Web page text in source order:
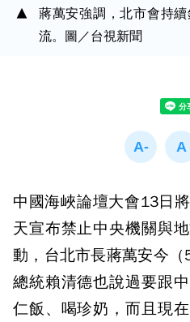
蔣萬安強調，北市會持
流。圖／台視新聞
中國海峽論壇大會13日
天宣布禁止中央機關與
動，台北市長蔣萬安今
總統賴清德也說過要跟
仁飯、喝珍奶，而且現